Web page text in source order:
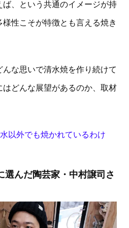
、という共通のイメージが持
性こそが特徴とも言える焼き
な思いで清水焼を作り続けて
どんな展望があるのか、取材
以外でも焼かれているわけ
選んだ陶芸家・中村譲司さ